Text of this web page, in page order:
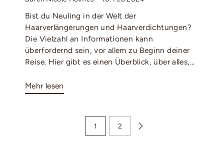
Bist du Neuling in der Welt der
Haarverlängerungen und Haarverdichtungen?
Die Vielzahl an Informationen kann
überfordernd sein, vor allem zu Beginn deiner
Reise. Hier gibt es einen Überblick, über alles,...
Mehr lesen
1 2